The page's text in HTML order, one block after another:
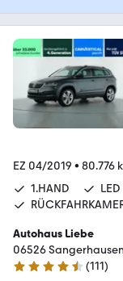
EZ 04/2019 • 80.776
1.HAND
Autohaus Liebe
06526 Sangerhausen
4.6 Sterne
(111)